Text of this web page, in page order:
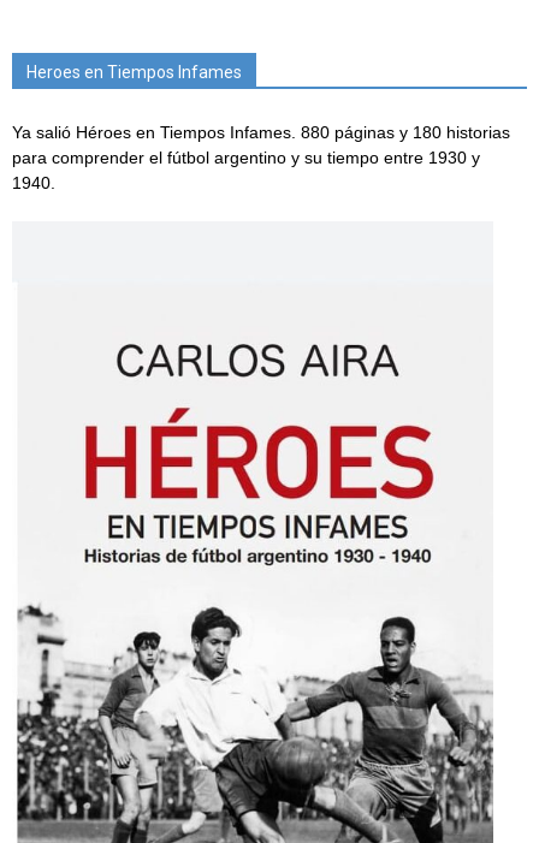
Heroes en Tiempos Infames
Ya salió Héroes en Tiempos Infames. 880 páginas y 180 historias
para comprender el fútbol argentino y su tiempo entre 1930 y
1940.